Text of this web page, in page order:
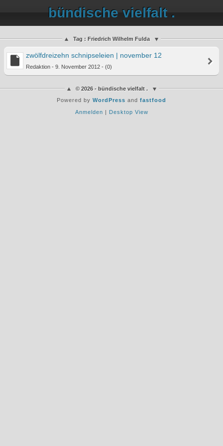
bündische vielfalt .
Tag : Friedrich Wilhelm Fulda
zwölfdreizehn schnipseleien | november 12
Redaktion - 9. November 2012 - (0)
© 2026 - bündische vielfalt .
Powered by WordPress and fastfood
Anmelden | Desktop View